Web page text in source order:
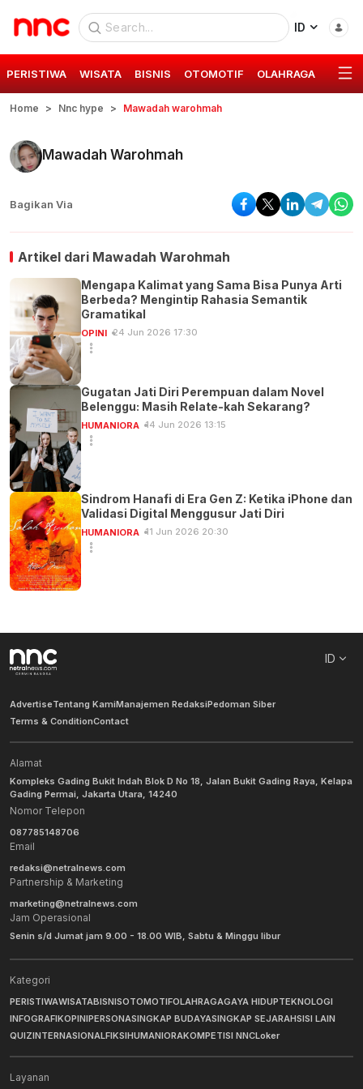
ID
PERISTIWA WISATA BISNIS OTOMOTIF OLAHRAGA GAYA
Home Nnc hype Mawadah warohmah
Mawadah Warohmah
Bagikan Via
Artikel dari Mawadah Warohmah
Mengapa Kalimat yang Sama Bisa Punya Arti
Berbeda? Mengintip Rahasia Semantik
Gramatikal
OPINI 24 Jun 2026 17:30
Gugatan Jati Diri Perempuan dalam Novel
Belenggu: Masih Relate-kah Sekarang?
HUMANIORA 14 Jun 2026 13:15
Sindrom Hanafi di Era Gen Z: Ketika iPhone dan
Validasi Digital Menggusur Jati Diri
HUMANIORA 11 Jun 2026 20:30
ID
AdvertiseTentang KamiManajemen RedaksiPedoman Siber
Terms & ConditionContact
Alamat
Kompleks Gading Bukit Indah Blok D No 18, Jalan Bukit Gading Raya, Kelapa
Gading Permai, Jakarta Utara, 14240
Nomor Telepon
087785148706
Email
redaksi@netralnews.com
Partnership & Marketing
marketing@netralnews.com
Jam Operasional
Senin s/d Jumat jam 9.00 - 18.00 WIB, Sabtu & Minggu libur
Kategori
PERISTIWAWISATABISNISOTOMOTIFOLAHRAGAGAYA HIDUPTEKNOLOGI
INFOGRAFIKOPINIPERSONASINGKAP BUDAYASINGKAP SEJARAHSISI LAIN
QUIZINTERNASIONALFIKSIHUMANIORAKOMPETISI NNCLoker
Layanan